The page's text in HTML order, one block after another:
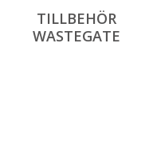
TILLBEHÖR
WASTEGATE